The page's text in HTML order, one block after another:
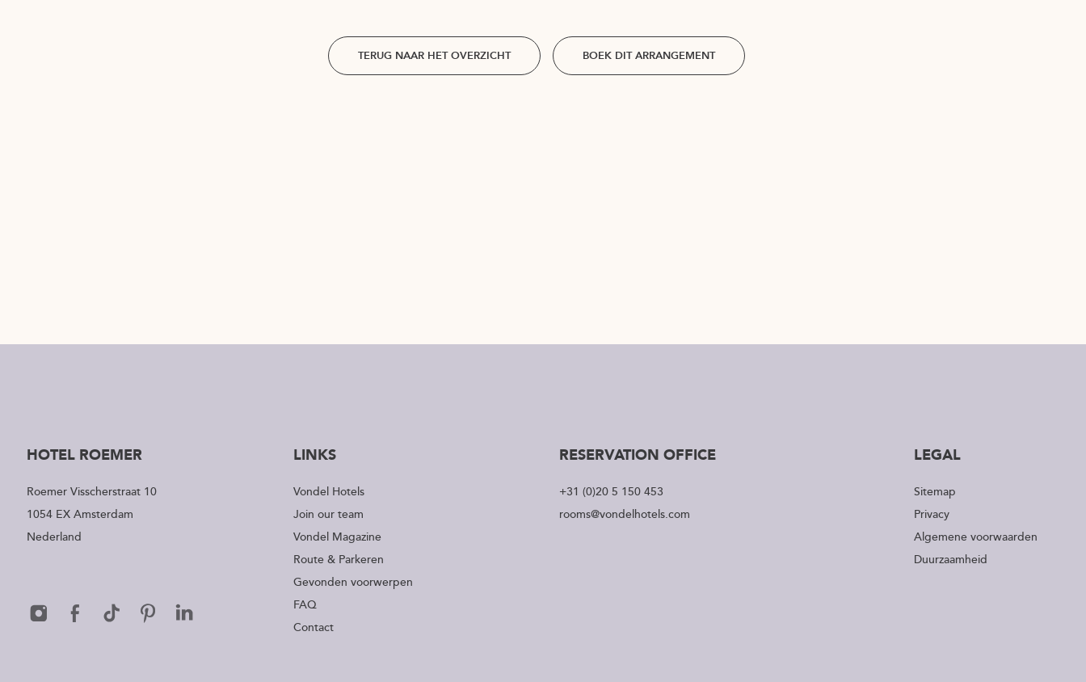
TERUG NAAR HET OVERZICHT BOEK DIT ARRANGEMENT
HOTEL ROEMER
Roemer Visscherstraat 10
1054 EX Amsterdam
Nederland
LINKS
Vondel Hotels
Join our team
Vondel Magazine
Route & Parkeren
Gevonden voorwerpen
FAQ
Contact
RESERVATION OFFICE
+31 (0)20 5 150 453
rooms@vondelhotels.com
LEGAL
Sitemap
Privacy
Algemene voorwaarden
Duurzaamheid